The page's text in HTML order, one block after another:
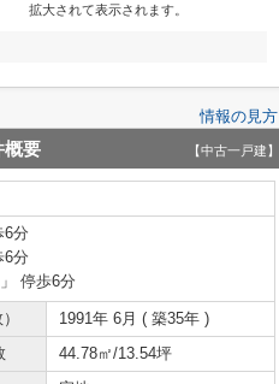
拡大されて表示されます。
情報の見方
概要 【中古一戸建】
6分
6分
停歩6分
1991年 6月 ( 築35年 )
44.78㎡/13.54坪